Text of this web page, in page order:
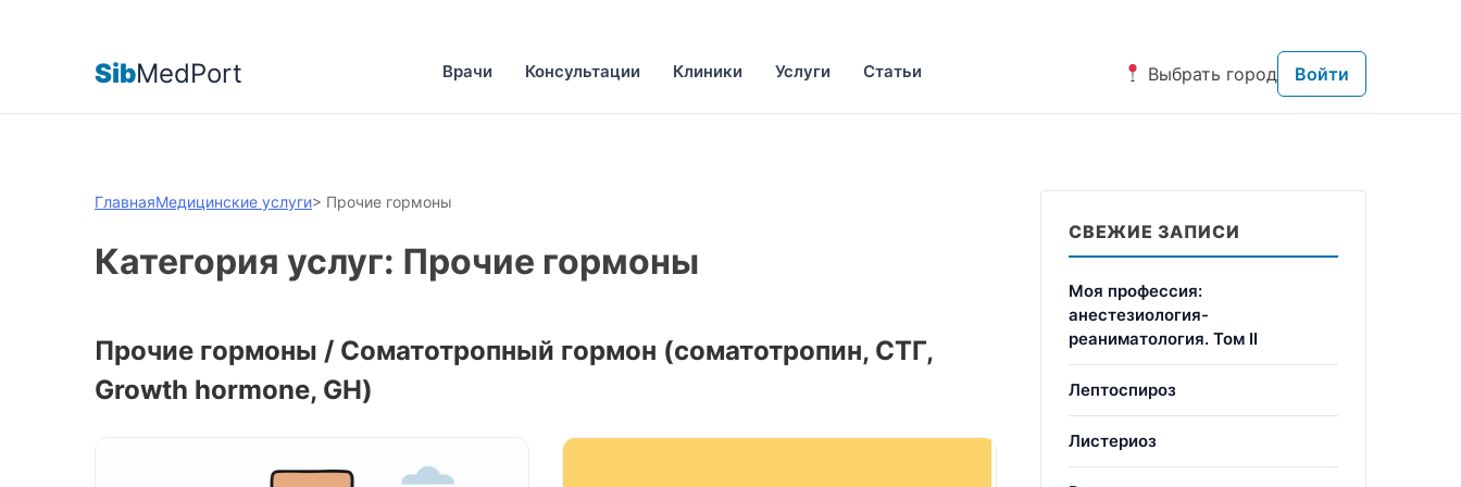
SibMedPort Врачи Консультации Клиники Услуги Статьи Выбрать город Войти
ГлавнаяМедицинские услуги> Прочие гормоны
Категория услуг: Прочие гормоны
Прочие гормоны / Соматотропный гормон (соматотропин, СТГ,
Growth hormone, GH)
СВЕЖИЕ ЗАПИСИ
Моя профессия:
анестезиология-
реаниматология. Том II
Лептоспироз
Листериоз